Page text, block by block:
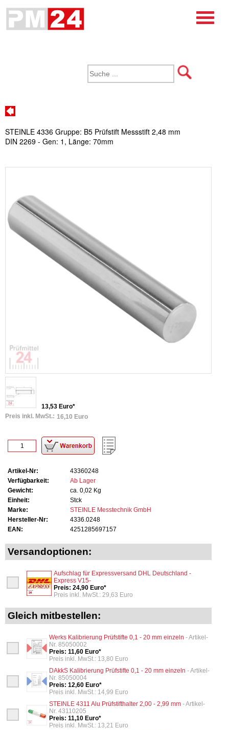
STEINLE 4336 Gruppe: B5 Prüfstift Messstift 2,48 mm
DIN 2269 - Gen: 1, Länge: 70mm
13,53 Euro*
Preis inkl. MwSt.: 16,10 Euro
Artikel-Nr:
43360248
Verfügbarkeit:
Ab Lager
Gewicht:
ca. 0,02 Kg
Einheit:
Stck
Marke:
STEINLE Messtechnik GmbH
Hersteller-Nr:
4336.0248
EAN:
4251285697157
Versandoptionen:
Aufschlag für Expressversand DHL Deutschland -
Express V15-
Preis: 24,90 Euro*
Preis inkl. MwSt.: 29,63 Euro
Gleich mitbestellen:
Werks Kalibrierung Prüfstifte 0,1 - 20 mm einzeln - Artikel-
Nr. 85050002
Preis: 11,60 Euro*
Preis inkl. MwSt.: 13,80 Euro
DAkkS Kalibrierung Prüfstifte 0,1 - 20 mm einzeln - Artikel-
Nr. 85050004
Preis: 12,60 Euro*
Preis inkl. MwSt.: 14,99 Euro
STEINLE 4311 Alu Prüfstifthalter 2,00 - 2,99 mm - Artikel-
Nr. 43110205
Preis: 11,10 Euro*
Preis inkl. MwSt.: 13,21 Euro